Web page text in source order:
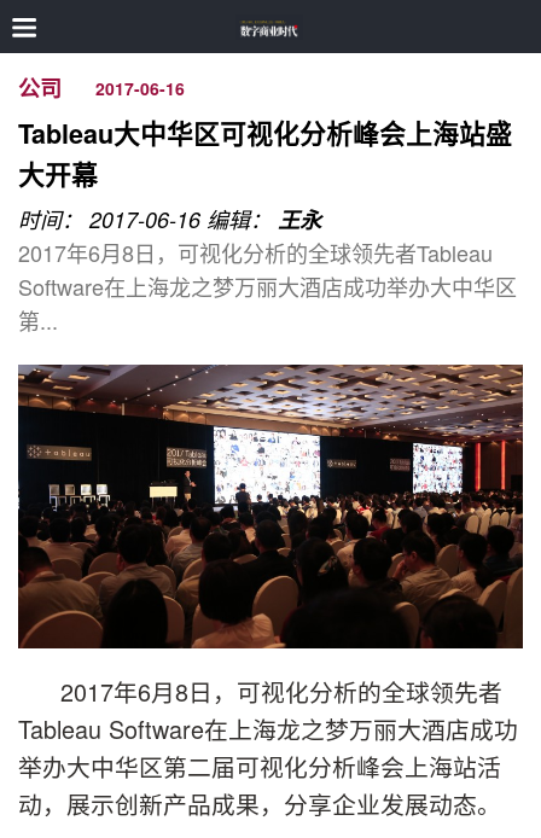
公司 2017-06-16
Tableau大中华区可视化分析峰会上海站盛
大开幕
时间： 2017-06-16 编辑： 王永
2017年6月8日，可视化分析的全球领先者Tableau
Software在上海龙之梦万丽大酒店成功举办大中华区
第...
2017年6月8日，可视化分析的全球领先者
Tableau Software在上海龙之梦万丽大酒店成功
举办大中华区第二届可视化分析峰会上海站活
动，展示创新产品成果，分享企业发展动态。